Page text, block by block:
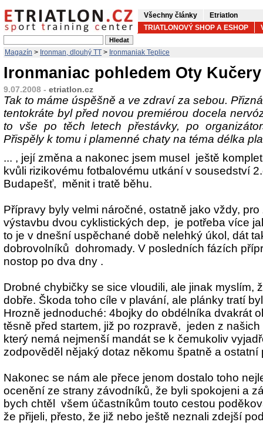
Všechny články
Etriatlon
TRIATLONOVÝ SHOP A ESHOP
Magazín > Ironman, dlouhý TT > Ironmaniak Teplice
Ironmaniac pohledem Oty Kučery
9.07.2008 - etriatlon.cz
Tak to máme úspěšně a ve zdraví za sebou.
tentokráte byl před novou premiérou docela
to vše po těch letech přestávky, po
Přispěly k tomu i plamenné chaty na téma délka
... , její změna a nakonec jsem musel ještě
kvůli rizikovému fotbalovému utkání v sousedství
Budapešť, měnit i tratě běhu.
Přípravy byly velmi náročné, ostatně jako vždy,
výstavbu dvou cyklistických dep, je potřeba více
to je v dnešní uspěchané době nelehký úkol, dát
dobrovolníků dohromady. V posledních fázích
nostop po dva dny .
Drobné chybičky se sice vloudili, ale jinak myslím,
dobře. Škoda toho cíle v plavání, ale plánky tratí
Hrozně jednoduché: 4bojky do obdélníka dvakrát
těsně před startem, již po rozpravě, jeden z
který nemá nejmenší mandát se k čemukoliv
zodpověděl nějaký dotaz někomu špatně a ostatní
Nakonec se nám ale přece jenom dostalo toho
ocenění ze strany závodníků, že byli spokojeni a
bych chtěl všem účastníkům touto cestou
že přijeli, přesto, že již nebo ještě neznali zdejší